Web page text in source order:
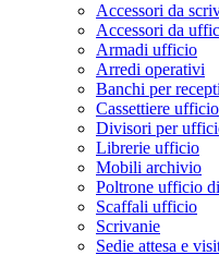
Accessori da
Accessori da
Armadi ufficio
Arredi operativi
Banchi per
Cassettiere ufficio
Divisori per
Librerie ufficio
Mobili archivio
Poltrone ufficio
Scaffali ufficio
Scrivanie
Sedie attesa e